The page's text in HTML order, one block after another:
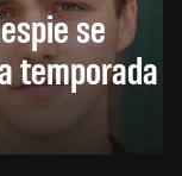
se
temporada